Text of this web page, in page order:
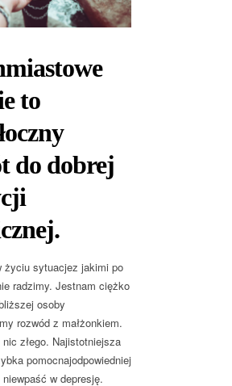
to
do dobrej
życiu sytuacjez jakimi po
radzimy. Jestnam ciężko
osoby
rozwód z małżonkiem.
złego. Najistotniejsza
pomocnajodpowiedniej
w depresję.